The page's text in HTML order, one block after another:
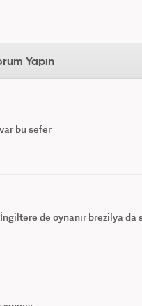
Yapın
bu sefer
de oynanır brezilya da